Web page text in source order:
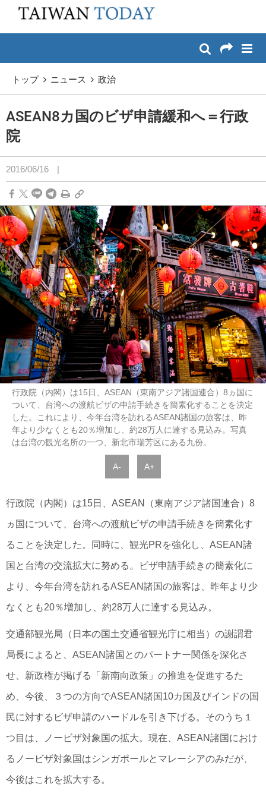
メイン コンテンツへスキップ
トップ ニュース 政治
ASEAN8カ国のビザ申請緩和へ＝行政
院
2016/06/16 |
行政院（内閣）は15日、ASEAN（東南アジア諸国連合）8ヵ国に
ついて、台湾への渡航ビザの申請手続きを簡素化することを決定
した。これにより、今年台湾を訪れるASEAN諸国の旅客は、昨
年より少なくとも20％増加し、約28万人に達する見込み。写真
は台湾の観光名所の一つ、新北市瑞芳区にある九份。
A- A+
行政院（内閣）は15日、ASEAN（東南アジア諸国連合）8
ヵ国について、台湾への渡航ビザの申請手続きを簡素化す
ることを決定した。同時に、観光PRを強化し、ASEAN諸
国と台湾の交流拡大に努める。ビザ申請手続きの簡素化に
より、今年台湾を訪れるASEAN諸国の旅客は、昨年より少
なくとも20％増加し、約28万人に達する見込み。
交通部観光局（日本の国土交通省観光庁に相当）の謝謂君
局長によると、ASEAN諸国とのパートナー関係を深化さ
せ、新政権が掲げる「新南向政策」の推進を促進するた
め、今後、３つの方向でASEAN諸国10カ国及びインドの国
民に対するビザ申請のハードルを引き下げる。そのうち１
つ目は、ノービザ対象国の拡大。現在、ASEAN諸国におけ
るノービザ対象国はシンガポールとマレーシアのみだが、
今後はこれを拡大する。